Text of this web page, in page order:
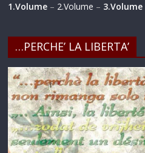
1.Volume – 2.Volume – 3.Volume
…PERCHE’ LA LIBERTA’